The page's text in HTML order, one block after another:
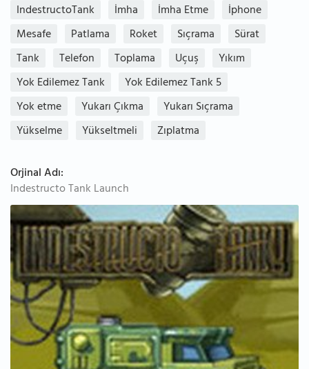
IndestructoTank
İmha İmha Etme
İphone
Mesafe
Patlama Roket Sıçrama
Sürat
Tank
Telefon Toplama Uçuş
Yıkım
Yok Edilemez Tank
Yok Edilemez Tank 5
Yok etme
Yukarı Çıkma
Yukarı Sıçrama
Yükselme
Yükseltmeli Zıplatma
Orjinal Adı:
Indestructo Tank Launch